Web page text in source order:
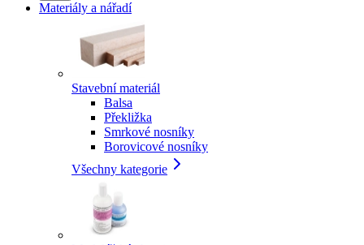
Materiály a nářadí
Stavební materiál
Balsa
Překližka
Smrkové nosníky
Borovicové nosníky
Všechny kategorie